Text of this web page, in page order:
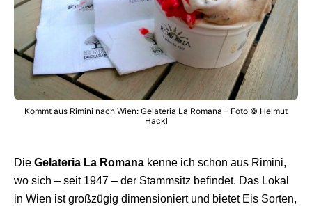
Kommt aus Rimini nach Wien: Gelateria La Romana – Foto © Helmut
Hackl
Die Gelateria La Romana kenne ich schon aus Rimini,
wo sich – seit 1947 – der Stammsitz befindet. Das Lokal
in Wien ist großzügig dimensioniert und bietet Eis Sorten,